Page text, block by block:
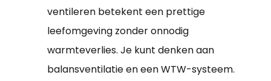
ventileren betekent een prettige
leefomgeving zonder onnodig
warmteverlies. Je kunt denken aan
balansventilatie en een WTW-systeem.